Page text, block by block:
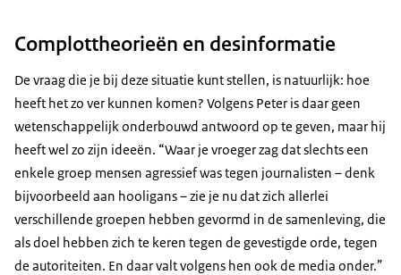
Complottheorieën en desinformatie
De vraag die je bij deze situatie kunt stellen, is natuurlijk: hoe
heeft het zo ver kunnen komen? Volgens Peter is daar geen
wetenschappelijk onderbouwd antwoord op te geven, maar hij
heeft wel zo zijn ideeën. “Waar je vroeger zag dat slechts een
enkele groep mensen agressief was tegen journalisten – denk
bijvoorbeeld aan hooligans – zie je nu dat zich allerlei
verschillende groepen hebben gevormd in de samenleving, die
als doel hebben zich te keren tegen de gevestigde orde, tegen
de autoriteiten. En daar valt volgens hen ook de media onder.”